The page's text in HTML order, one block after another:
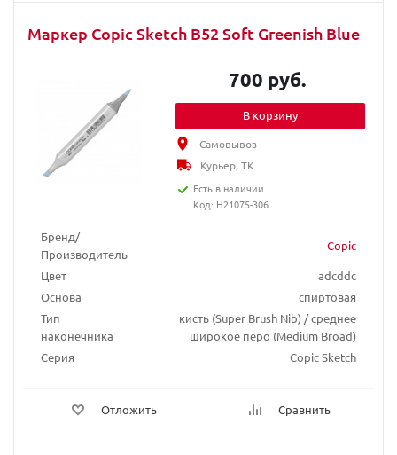
Маркер Copic Sketch B52 Soft Greenish Blue
Бренд/
Производитель
Copic
Цвет
adcddc
Основа
спиртовая
Тип
наконечника
кисть (Super Brush Nib) / среднее
широкое перо (Medium Broad)
Серия
Copic Sketch
Отложить Сравнить
700 руб.
В корзину
Самовывоз
Курьер, ТК
Есть в наличии
Код: H21075-306